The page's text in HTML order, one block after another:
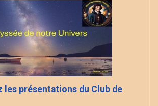
les présentations du Club de